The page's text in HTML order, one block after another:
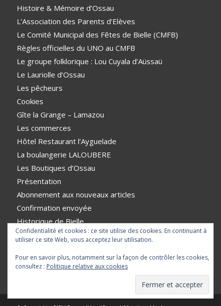
Histoire & Mémoire d’Ossau
L’Association des Parents d’Elèves
Le Comité Municipal des Fêtes de Bielle (CMFB)
Règles officielles du UNO au CMFB
Le groupe folklorique : Lou Cuyala d’Aüssaü
Le Lauriolle d’Ossau
Les pêcheurs
Cookies
Gîte la Grange – Lamazou
Les commerces
Hôtel Restaurant l’Ayguelade
La boulangerie LALOUBERE
Les Boutiques d’Ossau
Présentation
Abonnement aux nouveaux articles
Confirmation envoyée
Historique de Bielle
History of the Village
Confidentialité et cookies : ce site utilise des cookies. En continuant à
utiliser ce site Web, vous acceptez leur utilisation.
Pour en savoir plus, notamment sur la façon de contrôler les cookies,
consultez : Politique relative aux cookies